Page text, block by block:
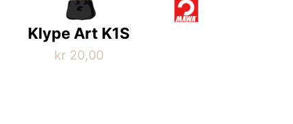
Klype Art K1S
kr 20,00